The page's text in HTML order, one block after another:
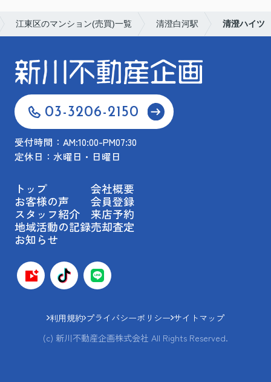
江東区のマンション(売買)一覧 清澄白河駅 清澄ハイツ
03-3206-2150
受付時間：AM:10:00-PM07:30
定休日：水曜日・日曜日
トップ
お客様の声
スタッフ紹介
地域活動の記録
お知らせ
会社概要
会員登録
来店予約
売却査定
利用規約 プライバシーポリシー サイトマップ
(c) 新川不動産企画株式会社 All Rights Reserved.